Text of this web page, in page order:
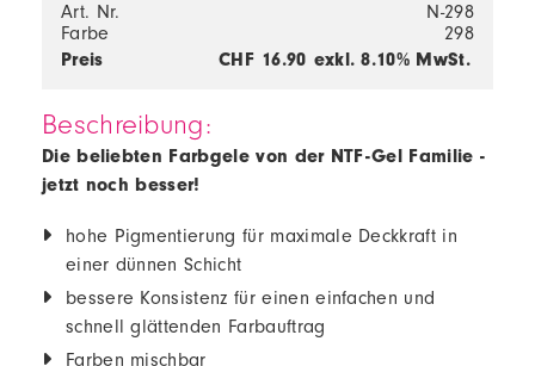
Art. Nr.
N-298
Farbe
298
Preis
CHF 16.90 exkl. 8.10% MwSt.
Beschreibung:
Die beliebten Farbgele von der NTF-Gel Familie -
jetzt noch besser!
hohe Pigmentierung für maximale Deckkraft in
einer dünnen Schicht
bessere Konsistenz für einen einfachen und
schnell glättenden Farbauftrag
Farben mischbar